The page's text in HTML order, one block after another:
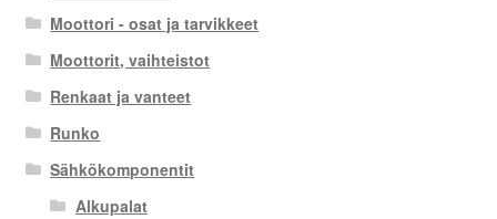
Moottori - osat ja tarvikkeet
Moottorit, vaihteistot
Renkaat ja vanteet
Runko
Sähkökomponentit
Alkupalat